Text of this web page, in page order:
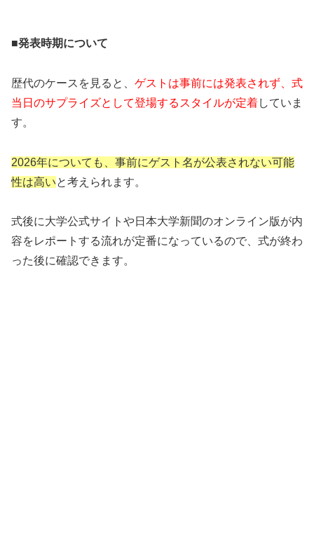
■発表時期について
歴代のケースを見ると、 ゲストは事前には発表されず、式
当日のサプライズとして登場するスタイルが定着していま
す。
2026年についても、事前にゲスト名が公表されない可能
性は高いと考えられます。
式後に大学公式サイトや日本大学新聞のオンライン版が内
容をレポートする流れが定番になっているので、式が終わ
った後に確認できます。